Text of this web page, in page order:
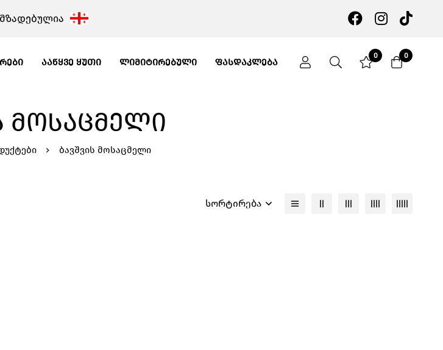
ᲐᲐᲬᲧᲕᲔ ᲧᲣᲗᲘ ᲚᲘᲛᲘᲢᲘᲠᲔᲑᲣᲚᲘ ᲤᲐᲡᲓᲐᲙᲚᲔᲑᲐ
0 0
ᲛᲝᲡᲐᲪᲛᲔᲚᲘ
ბავშვის მოსაცმელი
სორტირება